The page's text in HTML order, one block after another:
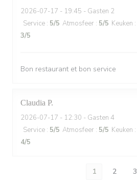
2026-07-17 - 19:45 - Gasten 2
Service : 5/5 Atmosfeer : 5/5 Keuken :
3/5
Bon restaurant et bon service
Claudia P
2026-07-17 - 12:30 - Gasten 4
Service : 5/5 Atmosfeer : 5/5 Keuken :
4/5
1 2 3